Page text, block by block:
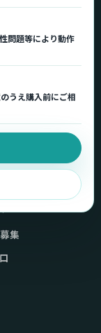
問題等により動作
うえ購入前にご相
サポート
サービス
集